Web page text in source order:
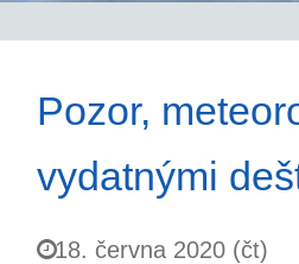
Pozor,
vydatnými
18. června 2020 (čt)